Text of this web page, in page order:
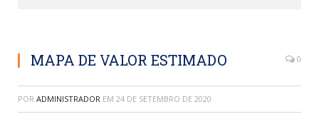
MAPA DE VALOR ESTIMADO 0
POR ADMINISTRADOR EM 24 DE SETEMBRO DE 2020